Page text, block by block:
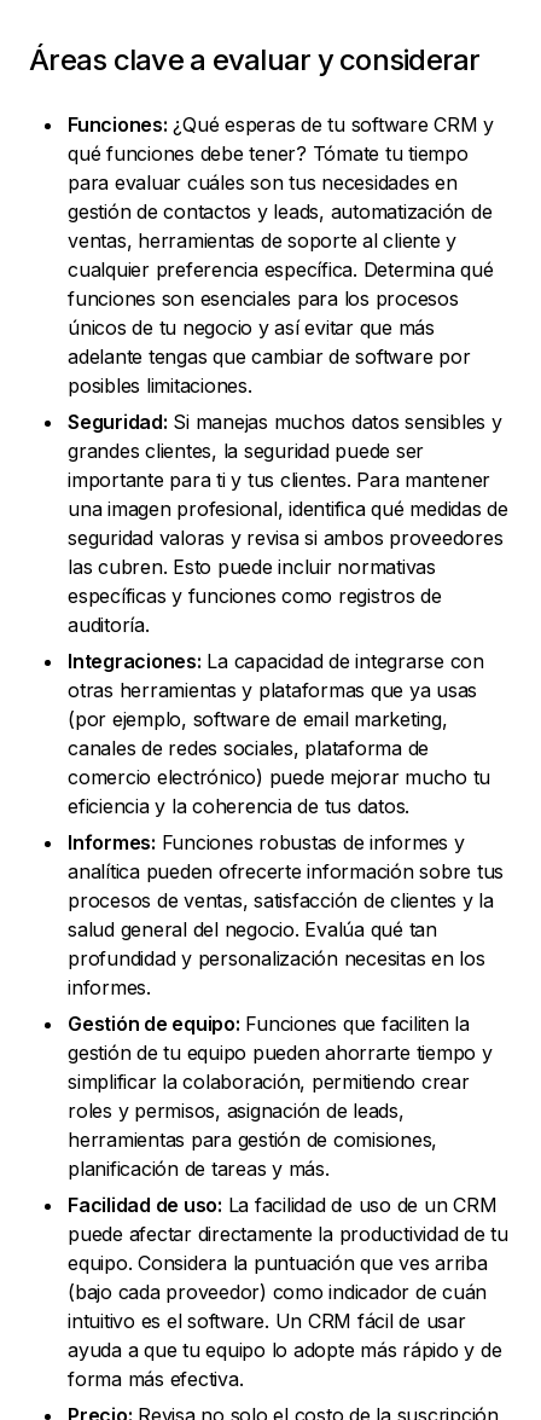
Áreas clave a evaluar y considerar
Funciones: ¿Qué esperas de tu software CRM y
qué funciones debe tener? Tómate tu tiempo
para evaluar cuáles son tus necesidades en
gestión de contactos y leads, automatización de
ventas, herramientas de soporte al cliente y
cualquier preferencia específica. Determina qué
funciones son esenciales para los procesos
únicos de tu negocio y así evitar que más
adelante tengas que cambiar de software por
posibles limitaciones.
Seguridad: Si manejas muchos datos sensibles y
grandes clientes, la seguridad puede ser
importante para ti y tus clientes. Para mantener
una imagen profesional, identifica qué medidas de
seguridad valoras y revisa si ambos proveedores
las cubren. Esto puede incluir normativas
específicas y funciones como registros de
auditoría.
Integraciones: La capacidad de integrarse con
otras herramientas y plataformas que ya usas
(por ejemplo, software de email marketing,
canales de redes sociales, plataforma de
comercio electrónico) puede mejorar mucho tu
eficiencia y la coherencia de tus datos.
Informes: Funciones robustas de informes y
analítica pueden ofrecerte información sobre tus
procesos de ventas, satisfacción de clientes y la
salud general del negocio. Evalúa qué tan
profundidad y personalización necesitas en los
informes.
Gestión de equipo: Funciones que faciliten la
gestión de tu equipo pueden ahorrarte tiempo y
simplificar la colaboración, permitiendo crear
roles y permisos, asignación de leads,
herramientas para gestión de comisiones,
planificación de tareas y más.
Facilidad de uso: La facilidad de uso de un CRM
puede afectar directamente la productividad de tu
equipo. Considera la puntuación que ves arriba
(bajo cada proveedor) como indicador de cuán
intuitivo es el software. Un CRM fácil de usar
ayuda a que tu equipo lo adopte más rápido y de
forma más efectiva.
Precio: Revisa no solo el costo de la suscripción